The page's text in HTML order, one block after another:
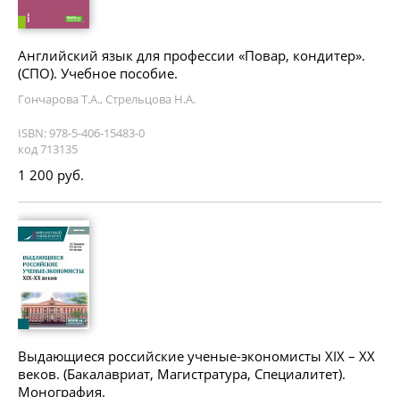
Английский язык для профессии «Повар, кондитер».
(СПО). Учебное пособие.
Гончарова Т.А., Стрельцова Н.А.
ISBN: 978-5-406-15483-0
код 713135
1 200 руб.
Выдающиеся российские ученые-экономисты XIX – XX
веков. (Бакалавриат, Магистратура, Специалитет).
Монография.